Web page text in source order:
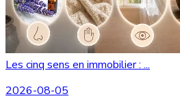
Les cinq sens en immobilier : ...
2026-08-05